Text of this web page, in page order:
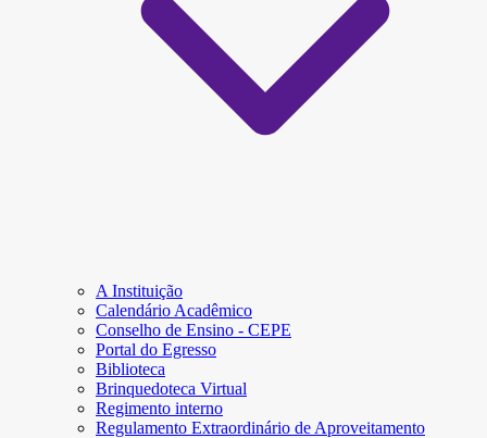
A Instituição
Calendário Acadêmico
Conselho de Ensino - CEPE
Portal do Egresso
Biblioteca
Brinquedoteca Virtual
Regimento interno
Regulamento Extraordinário de Aproveitamento